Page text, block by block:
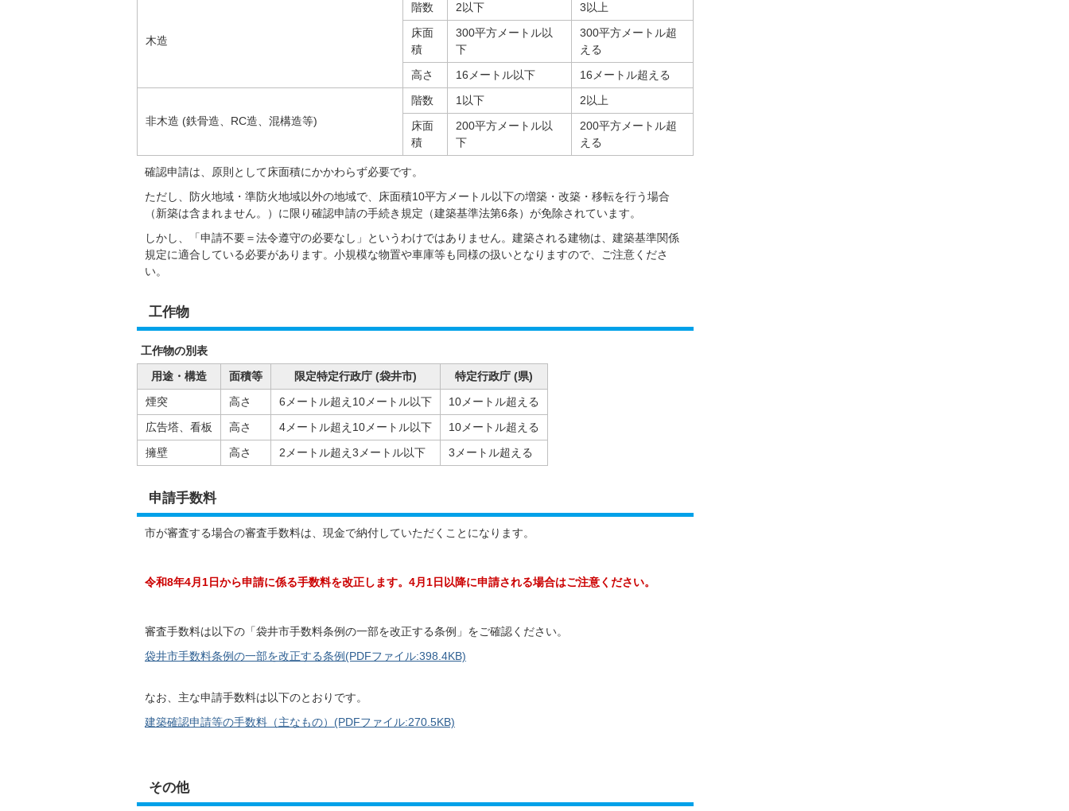
木造
階数 2以下
3以上
床面
積
300平方メートル以
下
300平方メートル超
える
高さ
16メートル以下 16メートル超える
非木造 (鉄骨造、RC造、混構造等)
階数 1以下
2以上
床面
積
200平方メートル以
下
200平方メートル超
える
確認申請は、原則として床面積にかかわらず必要です。
ただし、防火地域・準防火地域以外の地域で、床面積10平方メートル以下の増築・改築・移転を行う場合
（新築は含まれません。）に限り確認申請の手続き規定（建築基準法第6条）が免除されています。
しかし、「申請不要＝法令遵守の必要なし」というわけではありません。建築される建物は、建築基準関係
規定に適合している必要があります。小規模な物置や車庫等も同様の扱いとなりますので、ご注意くださ
い。
工作物
工作物の別表
用途・構造
面積等 限定特定行政庁 (袋井市)
特定行政庁 (県)
煙突
高さ 6メートル超え10メートル以下
10メートル超える
広告塔、看板
高さ 4メートル超え10メートル以下
10メートル超える
擁壁
高さ 2メートル超え3メートル以下 3メートル超える
申請手数料
市が審査する場合の審査手数料は、現金で納付していただくことになります。
令和8年4月1日から申請に係る手数料を改正します。4月1日以降に申請される場合はご注意ください。
審査手数料は以下の「袋井市手数料条例の一部を改正する条例」をご確認ください。
袋井市手数料条例の一部を改正する条例(PDFファイル:398.4KB)
なお、主な申請手数料は以下のとおりです。
建築確認申請等の手数料（主なもの）(PDFファイル:270.5KB)
その他